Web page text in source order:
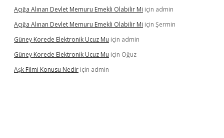
Açığa Alınan Devlet Memuru Emekli Olabilir Mi için admin
Açığa Alınan Devlet Memuru Emekli Olabilir Mi için Şermin
Güney Korede Elektronik Ucuz Mu için admin
Güney Korede Elektronik Ucuz Mu için Oğuz
Aşk Filmi Konusu Nedir için admin